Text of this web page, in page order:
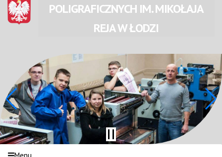
POLIGRAFICZNYCHIM. MIKOŁAJA
REJAW ŁODZI